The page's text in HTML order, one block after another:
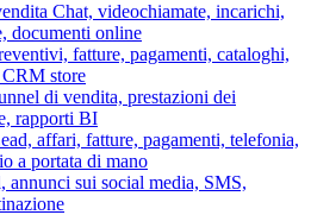
Chat, videochiamate, incarichi,
documenti online
fatture, pagamenti, cataloghi,
store
di vendita, prestazioni dei
rapporti BI
affari, fatture, pagamenti, telefonia,
a portata di mano
annunci sui social media, SMS,